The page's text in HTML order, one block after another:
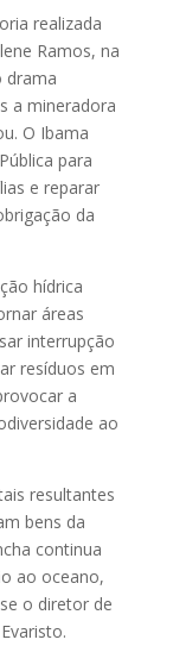
realizada
Ramos, na
drama
a mineradora
O Ibama
para
e reparar
da
hídrica
áreas
interrupção
resíduos em
a
ao
resultantes
bens da
continua
ao oceano,
o diretor de